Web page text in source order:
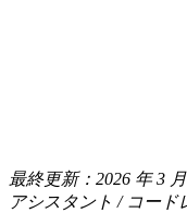
最終更新：2026 年 3
アシスタント / コード